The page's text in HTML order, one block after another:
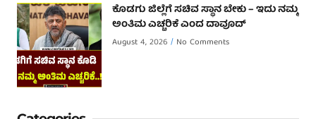
ಕೊಡಗು ಜಿಲ್ಲೆಗೆ ಸಚಿವ ಸ್ಥಾನ ಬೇಕು – ಇದು ನಮ್ಮ
ಅಂತಿಮ ಎಚ್ಚರಿಕೆ ಎಂದ ದಾವೂದ್ ‌
August 4, 2026 No Comments